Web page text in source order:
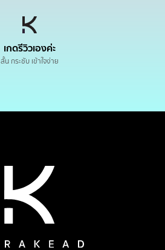
เกดรีวิวเองค่ะ
สั้น กระชับ เข้าใจง่าย